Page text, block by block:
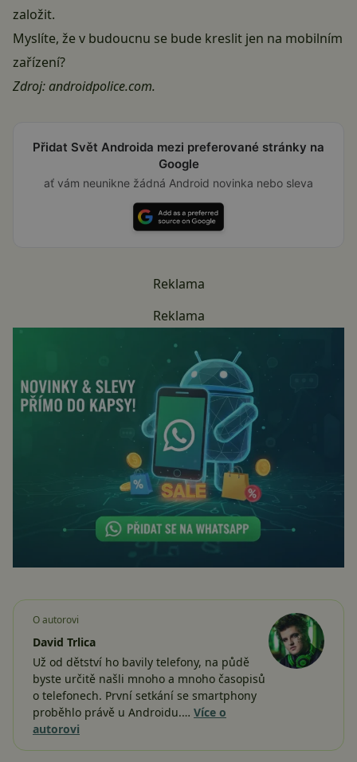
založit.
Myslíte, že v budoucnu se bude kreslit jen na mobilním
zařízení?
Zdroj:androidpolice.com.
Přidat Svět Androida mezi preferované stránky na
Google
ať vám neunikne žádná Android novinka nebo sleva
Reklama
Reklama
O autorovi
David Trlica
Už od dětství ho bavily telefony, na půdě
byste určitě našli mnoho a mnoho časopisů
o telefonech. První setkání se smartphony
proběhlo právě u Androidu.… Více o
autorovi